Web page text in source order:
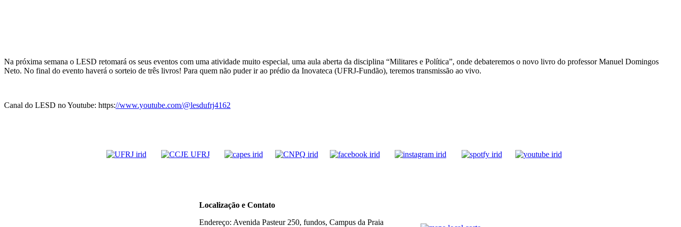
Na próxima semana o LESD retomará os seus eventos com uma atividade muito especial, uma aula aberta da disciplina “Militares e Política”, onde debateremos o novo livro do professor Manuel Domingos
Neto. No final do evento haverá o sorteio de três livros! Para quem não puder ir ao prédio da Inovateca (UFRJ-Fundão), teremos transmissão ao vivo.
Canal do LESD no Youtube: https://www.youtube.com/@lesdufrj4162
Localização e Contato
Endereço: Avenida Pasteur 250, fundos, Campus da Praia